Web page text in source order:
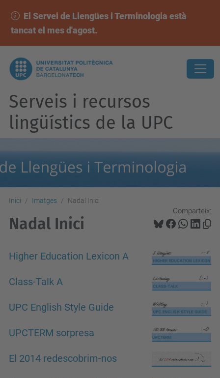
El Servei de Llengües i Terminologia està
tancat el mes d'agost.
Serveis i recursos
lingüístics de la UPC
Inici Imatges Nadal Inici
Comparteix:
Nadal Inici
Higher Education Lexicon A
Class-Talk A
UPC English Style Guide
UPCTERM sorpresa
El 2014 redescobrim-nos